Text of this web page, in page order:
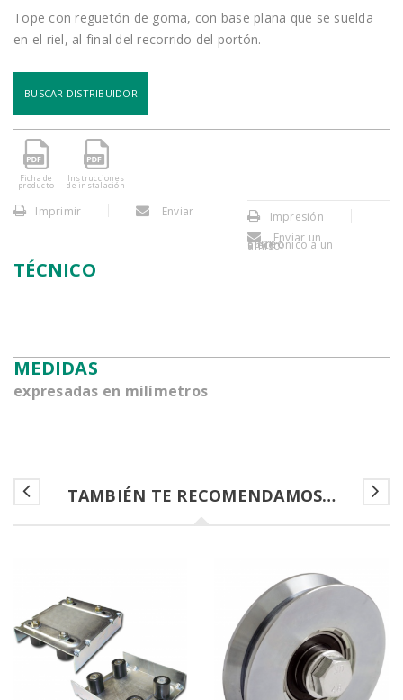
Tope con reguetón de goma, con base plana que se suelda
en el riel, al final del recorrido del portón.
BUSCAR DISTRIBUIDOR
Ficha de
producto
Instrucciones
de instalación
Imprimir Enviar
Impresión
Enviar un
correo electronico a un amigo
TÉCNICO
MEDIDAS
expresadas en milímetros
TAMBIÉN TE RECOMENDAMOS…